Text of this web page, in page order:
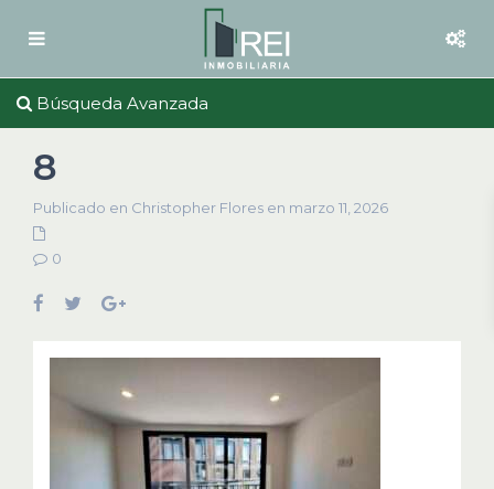
Búsqueda Avanzada
8
Publicado en Christopher Flores en marzo 11, 2026
0